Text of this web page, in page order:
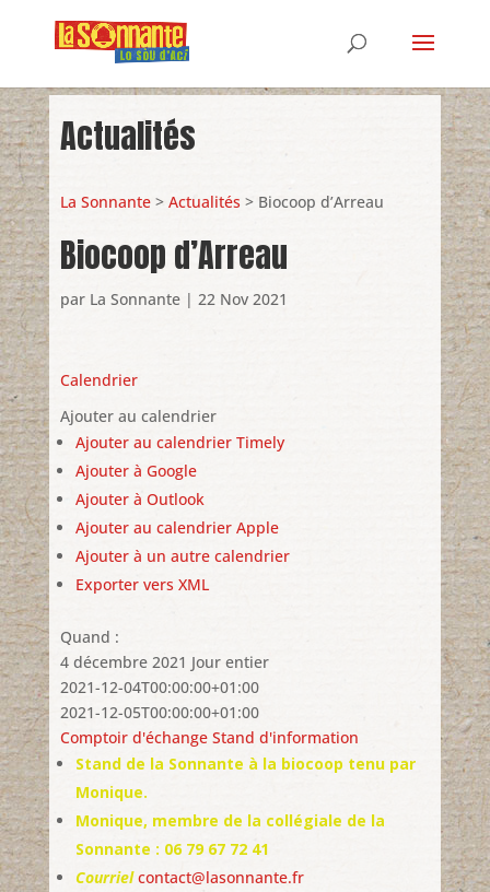
Actualités
La Sonnante> Actualités> Biocoop d’Arreau
Biocoop d’Arreau
par La Sonnante| 22 Nov 2021
Calendrier
Ajouter au calendrier
Ajouter au calendrier Timely
Ajouter à Google
Ajouter à Outlook
Ajouter au calendrier Apple
Ajouter à un autre calendrier
Exporter vers XML
Quand :
4 décembre 2021 Jour entier
2021-12-04T00:00:00+01:00
2021-12-05T00:00:00+01:00
Comptoir d'échange Stand d'information
Stand de la Sonnante à la biocoop tenu par
Monique.
Monique, membre de la collégiale de la
Sonnante : 06 79 67 72 41
Courriel contact@lasonnante.fr